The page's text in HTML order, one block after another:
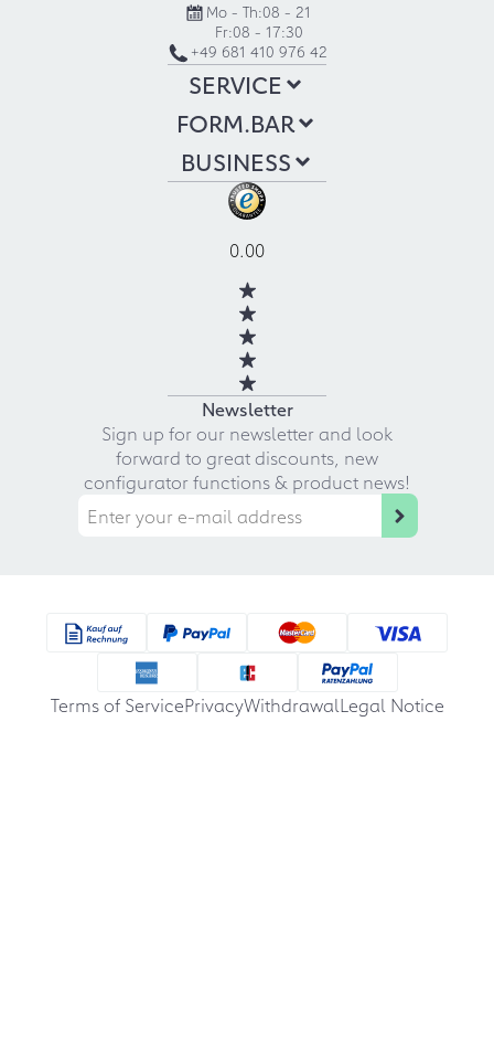
Mo - Th:08 - 21
Fr:08 - 17:30
+49 681 410 976 42
SERVICE
FORM.BAR
BUSINESS
0.00
Newsletter
Sign up for our newsletter and look
forward to great discounts, new
configurator functions & product news!
Terms of ServicePrivacyWithdrawalLegal Notice